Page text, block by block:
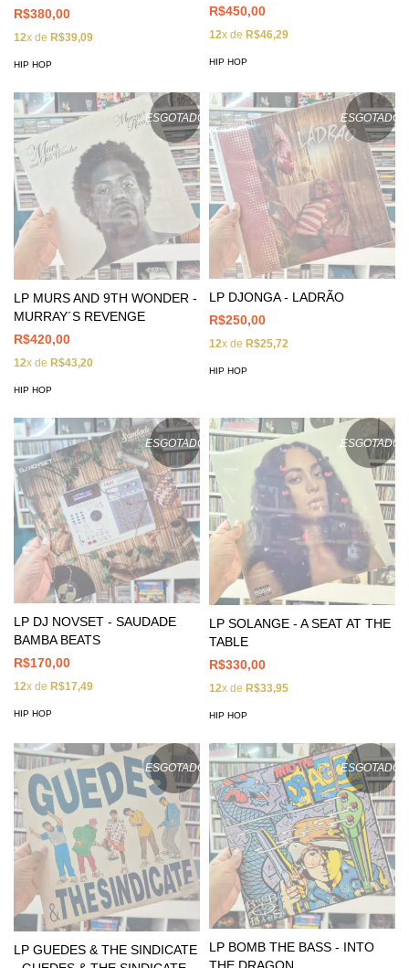
R$380,00
12x de R$39,09
HIP HOP
R$450,00
12x de R$46,29
HIP HOP
ESGOTADO
LP MURS AND 9TH WONDER -
MURRAY´S REVENGE
R$420,00
12x de R$43,20
HIP HOP
ESGOTADO
LP DJONGA - LADRÃO
R$250,00
12x de R$25,72
HIP HOP
ESGOTADO
LP DJ NOVSET - SAUDADE
BAMBA BEATS
R$170,00
12x de R$17,49
HIP HOP
ESGOTADO
LP SOLANGE - A SEAT AT THE
TABLE
R$330,00
12x de R$33,95
HIP HOP
ESGOTADO
LP GUEDES & THE SINDICATE
ESGOTADO
LP BOMB THE BASS - INTO